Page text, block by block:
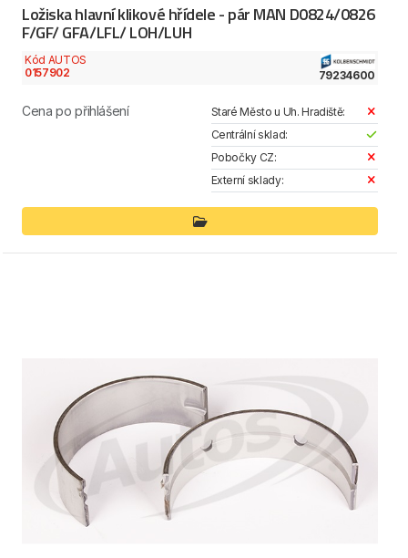
Ložiska hlavní klikové hřídele - pár MAN D0824/0826
F/GF/ GFA/LFL/ LOH/LUH
Kód AUTOS
0157902
79234600
Cena po přihlášení
Staré Město u Uh. Hradiště:
Centrální sklad:
Pobočky CZ:
Externí sklady: